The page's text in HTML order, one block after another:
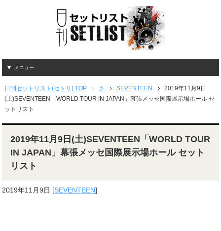
メニュー
日刊セットリスト(セトリ) TOP さ SEVENTEEN
2019年11月9日
(土)SEVENTEEN「WORLD TOUR IN JAPAN」幕張メッセ国際展示場ホール セ
ットリスト
2019年11月9日(土)SEVENTEEN「WORLD TOUR
IN JAPAN」幕張メッセ国際展示場ホール セット
リスト
2019年11月9日 [SEVENTEEN]